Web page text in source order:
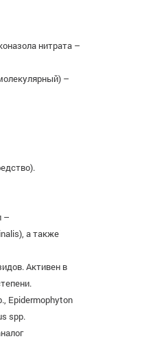
нитрата –
–
–
а также
Активен в
Epidermophyton
spp.